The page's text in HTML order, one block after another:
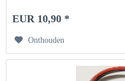
EUR 10,90 *
Onthouden